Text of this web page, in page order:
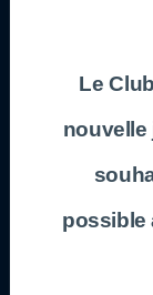
Le
nouvelle
possible